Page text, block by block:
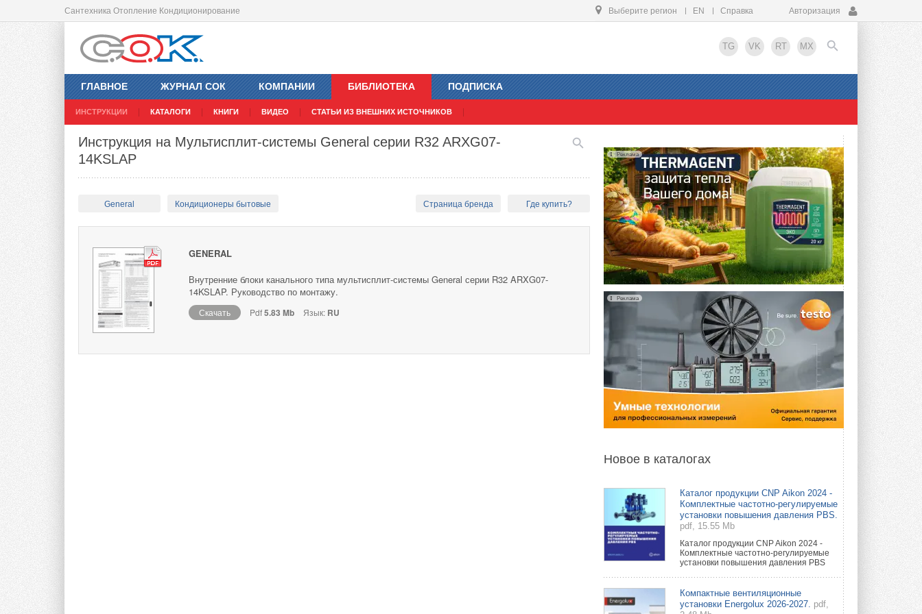
Сантехника Отопление Кондиционирование Выберите регион EN Справка Авторизация
TG VK RT MX
ГЛАВНОЕ ЖУРНАЛ СОК КОМПАНИИ БИБЛИОТЕКА
ИНСТРУКЦИИ КАТАЛОГИ КНИГИ ВИДЕО СТАТЬИ ИЗ ВНЕШНИХ ИСТОЧНИКОВ
ПОДПИСКА
EN
Инструкция на Мультисплит-системы General серии R32 ARXG07-
14KSLAP
General Кондиционеры бытовые Страница бренда Где купить?
GENERAL
Внутренние блоки канального типа мультисплит-системы General серии R32 ARXG07-
14KSLAP. Руководство по монтажу.
Скачать Pdf5.83 Mb Язык: RU
Реклама
Реклама
Новое в каталогах
Каталог продукции CNP Aikon 2024 -
Комплектные частотно-регулируемые
установки повышения давления PBS.
pdf, 15.55 Mb
Каталог продукции CNP Aikon 2024 -
Комплектные частотно-регулируемые
установки повышения давления PBS
Компактные вентиляционные
установки Energolux 2026-2027. pdf,